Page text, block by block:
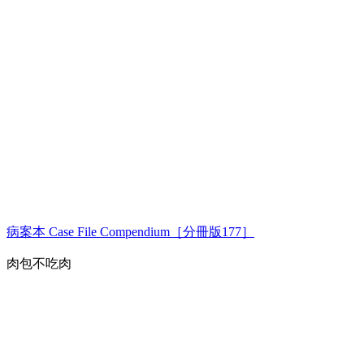
病案本 Case File Compendium［分冊版177］
肉包不吃肉